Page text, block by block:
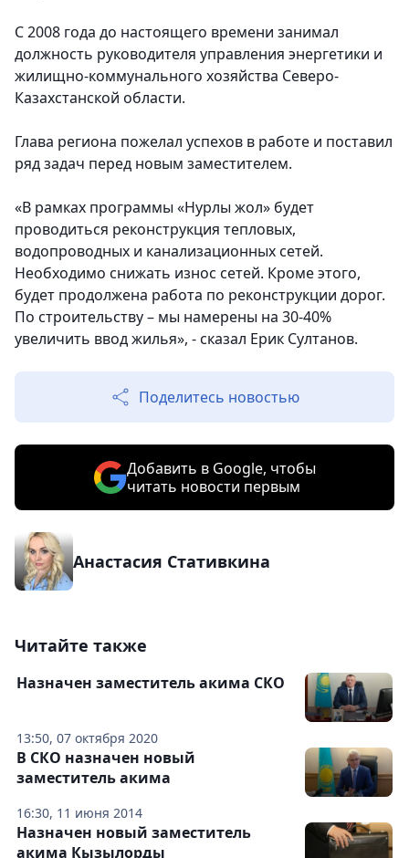
С 2008 года до настоящего времени занимал
должность руководителя управления энергетики и
жилищно-коммунального хозяйства Северо-
Казахстанской области.
Глава региона пожелал успехов в работе и поставил
ряд задач перед новым заместителем.
«В рамках программы «Нурлы жол» будет
проводиться реконструкция тепловых,
водопроводных и канализационных сетей.
Необходимо снижать износ сетей. Кроме этого,
будет продолжена работа по реконструкции дорог.
По строительству – мы намерены на 30-40%
увеличить ввод жилья», - сказал Ерик Султанов.
Поделитесь новостью
Добавить в Google, чтобы
читать новости первым
Анастасия Стативкина
Читайте также
13:50, 07 октября 2020
Назначен заместитель акима СКО
16:30, 11 июня 2014
В СКО назначен новый
заместитель акима
Назначен новый заместитель
акима Кызылорды